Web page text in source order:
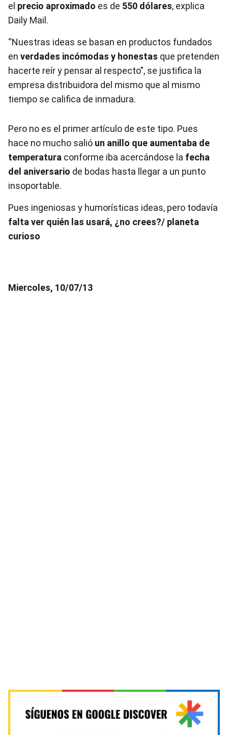
el precio aproximado es de 550 dólares, explica
Daily Mail.
“Nuestras ideas se basan en productos fundados
en verdades incómodas y honestas que pretenden
hacerte reír y pensar al respecto”, se justifica la
empresa distribuidora del mismo que al mismo
tiempo se califica de inmadura.
Pero no es el primer artículo de este tipo. Pues
hace no mucho salió un anillo que aumentaba de
temperatura conforme iba acercándose la fecha
del aniversario de bodas hasta llegar a un punto
insoportable.
Pues ingeniosas y humorísticas ideas, pero todavía
falta ver quién las usará, ¿no crees?/ planeta
curioso
Miercoles, 10/07/13